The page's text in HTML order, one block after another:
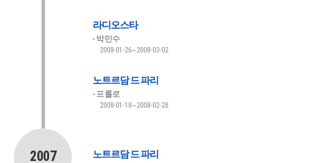
라디오스타
박민수
2008-01-26~2008-03-02
노트르담 드 파리
프롤로
2008-01-18~2008-02-28
2007 노트르담 드 파리